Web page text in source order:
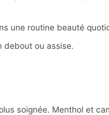
une routine beauté
debout ou assise.
soignée. Menthol et